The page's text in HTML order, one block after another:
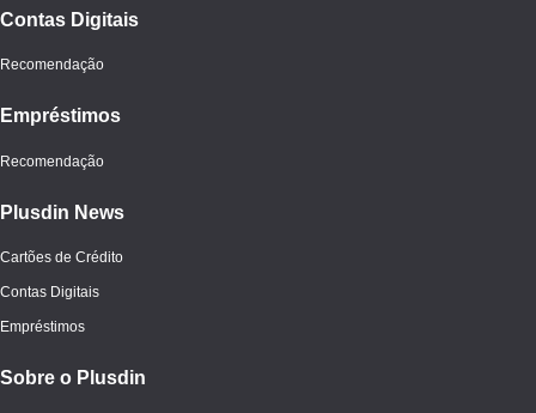
Contas Digitais
Recomendação
Empréstimos
Recomendação
Plusdin News
Cartões de Crédito
Contas Digitais
Empréstimos
Sobre o Plusdin